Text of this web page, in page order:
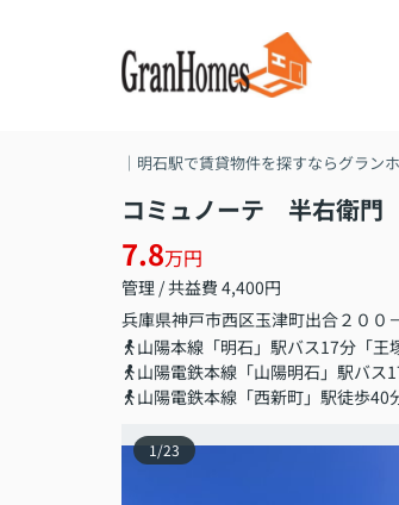
｜明石駅で賃貸物件を探すならグラン
コミュノーテ 半右衛門
7.8万円
管理 / 共益費 4,400円
兵庫県神戸市西区玉津町出合２００
山陽本線「明石」駅バス17分「王
山陽電鉄本線「山陽明石」駅バス
山陽電鉄本線「西新町」駅徒歩40
1 /23